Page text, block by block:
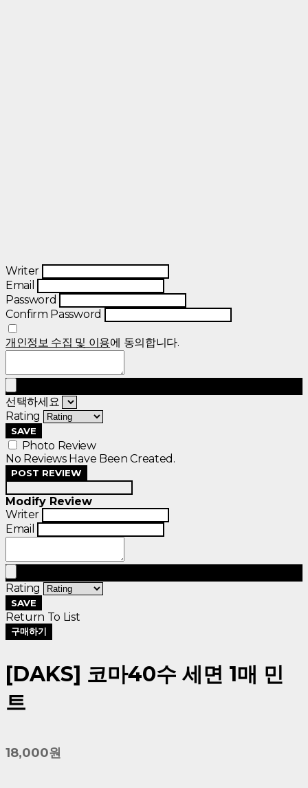
Writer
Email
Password
Confirm Password
개인정보 수집 및 이용에 동의합니다.
선택하세요
Rating
SAVE
Photo Review
No Reviews Have Been Created.
POST REVIEW
Modify Review
Writer
Email
Rating
SAVE
Return To List
구매하기
[DAKS] 코마40수 세면 1매 민
트
18,000원